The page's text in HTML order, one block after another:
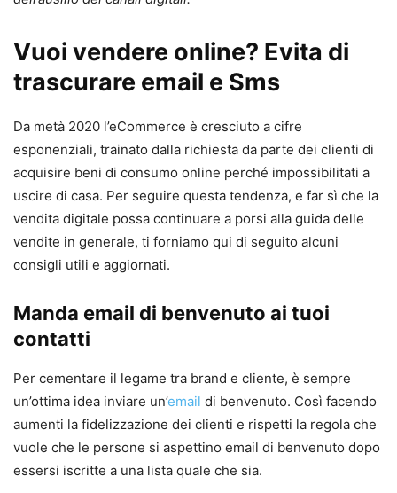
Vuoi vendere online? Evita di
trascurare email e Sms
Da metà 2020 l’eCommerce è cresciuto a cifre
esponenziali, trainato dalla richiesta da parte dei clienti di
acquisire beni di consumo online perché impossibilitati a
uscire di casa. Per seguire questa tendenza, e far sì che la
vendita digitale possa continuare a porsi alla guida delle
vendite in generale, ti forniamo qui di seguito alcuni
consigli utili e aggiornati.
Manda email di benvenuto ai tuoi
contatti
Per cementare il legame tra brand e cliente, è sempre
un’ottima idea inviare un’email di benvenuto. Così facendo
aumenti la fidelizzazione dei clienti e rispetti la regola che
vuole che le persone si aspettino email di benvenuto dopo
essersi iscritte a una lista quale che sia.